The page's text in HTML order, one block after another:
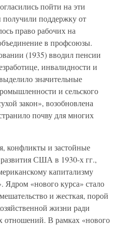
пойти на эти
получили поддержку от
право рабочих на
в профсоюзы.
(1935) вводил пенсии
инвалидности и
значительные
и сельского
закон», возобновлена
почву для многих
конфликты и застойные
США в 1930-х гг.,
капитализму
Ядром «нового курса» стало
и жесткая, порой
жизни ради
отношений. В рамках «нового